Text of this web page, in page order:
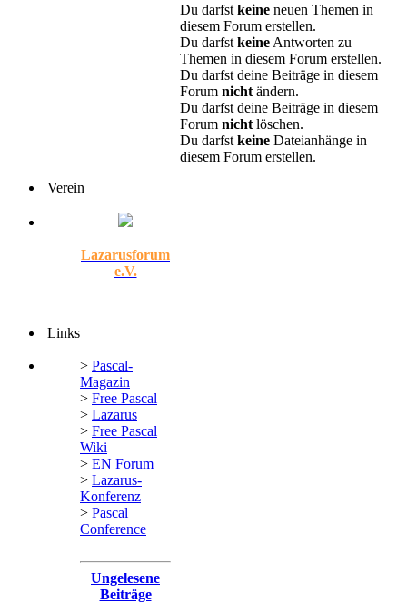
Du darfst keine neuen Themen in
diesem Forum erstellen.
Du darfst keine Antworten zu
Themen in diesem Forum erstellen.
Du darfst deine Beiträge in diesem
Forum nicht ändern.
Du darfst deine Beiträge in diesem
Forum nicht löschen.
Du darfst keine Dateianhänge in
diesem Forum erstellen.
Verein
Lazarusforum
e.V.
Links
> Pascal-
Magazin
> Free Pascal
> Lazarus
> Free Pascal
Wiki
> EN Forum
> Lazarus-
Konferenz
> Pascal
Conference
Ungelesene
Beiträge